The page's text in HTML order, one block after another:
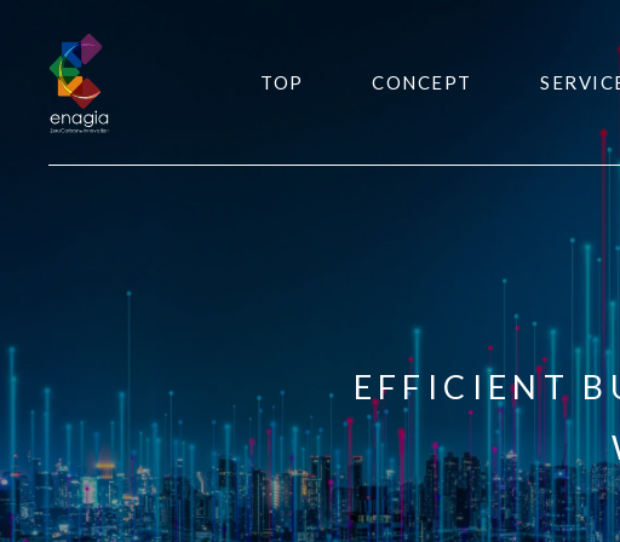
TOP CONCEPT
EFFICIENT